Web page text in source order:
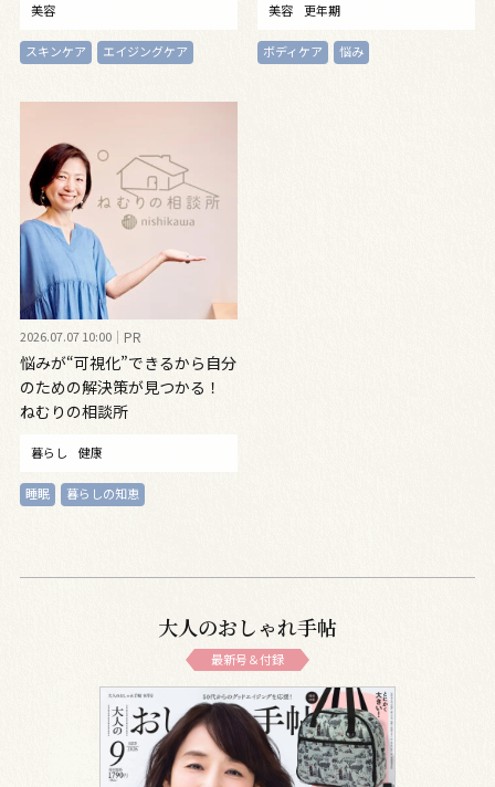
美容
スキンケア エイジングケア
美容 更年期
ボディケア 悩み
2026.07.07 10:00 PR
悩みが“可視化”できるから自分
のための解決策が見つかる！
ねむりの相談所
暮らし 健康
睡眠 暮らしの知恵
大人のおしゃれ手帖
最新号＆付録